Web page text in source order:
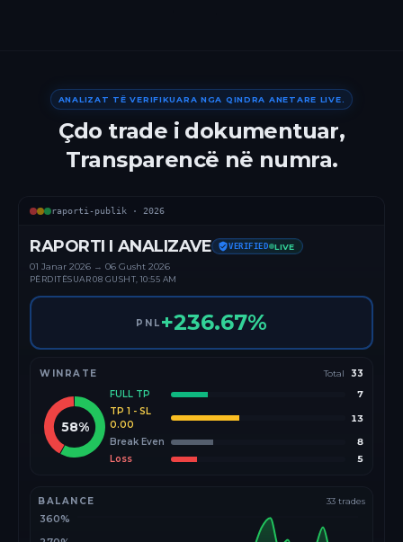
ANALIZAT TË VERIFIKUARA NGA QINDRA ANETARE LIVE.
Çdo trade i dokumentuar,
Transparencë në numra.
raporti-publik · 2026
RAPORTI I ANALIZAVE VERIFIED LIVE
01 Janar 2026 → 06 Gusht 2026
PËRDITËSUAR08 GUSHT, 10:55 AM
PNL +236.67%
WINRATE Total 33
58%
FULL TP
7
TP 1 - SL
0.00
13
Break Even
8
Loss
5
BALANCE 33 trades
360%